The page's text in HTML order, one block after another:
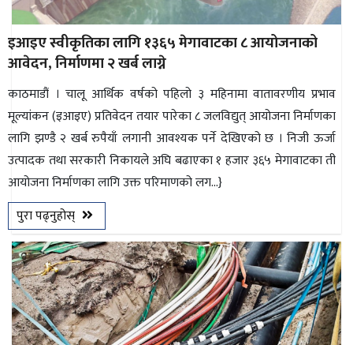
इआइए स्वीकृतिका लागि १३६५ मेगावाटका ८ आयोजनाको
आवेदन, निर्माणमा २ खर्ब लाग्ने
काठमाडौं । चालू आर्थिक वर्षको पहिलो ३ महिनामा वातावरणीय प्रभाव
मूल्यांकन (इआइए) प्रतिवेदन तयार पारेका ८ जलविद्युत् आयोजना निर्माणका
लागि झण्डै २ खर्ब रुपैयाँ लगानी आवश्यक पर्ने देखिएको छ । निजी ऊर्जा
उत्पादक तथा सरकारी निकायले अघि बढाएका १ हजार ३६५ मेगावाटका ती
आयोजना निर्माणका लागि उक्त परिमाणको लग...}
पुरा पढ्नुहोस्